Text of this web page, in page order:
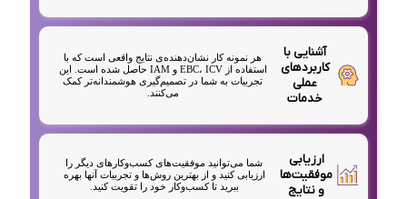
آشنایی با
کاربردهای
عملی
خدمات
هر نمونه کار نشان‌دهنده‌ی نتایج واقعی است که با
استفاده از EBC، ICV و IAM حاصل شده است. این
تجربیات به شما در تصمیم‌گیری هوشمندانه‌تر کمک
می‌کنند.
ارزیابی
موفقیت‌ها
و نتایج
شما می‌توانید موفقیت‌های کسب‌وکارهای دیگر را
ارزیابی کنید و از بهترین روش‌ها و تجربیات آنها بهره
ببرید تا کسب‌وکار خود را تقویت کنید.